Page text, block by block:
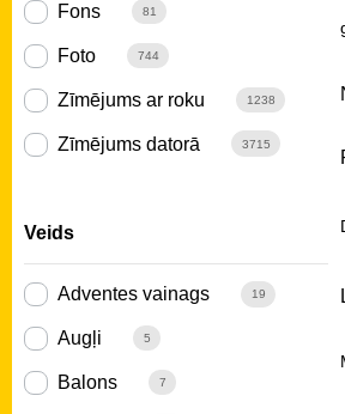
Fons 81
Foto 744
Zīmējums ar roku 1238
Zīmējums datorā 3715
Veids
Adventes vainags 19
Augļi 5
Balons 7